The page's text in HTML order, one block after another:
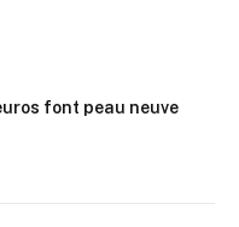
font peau neuve